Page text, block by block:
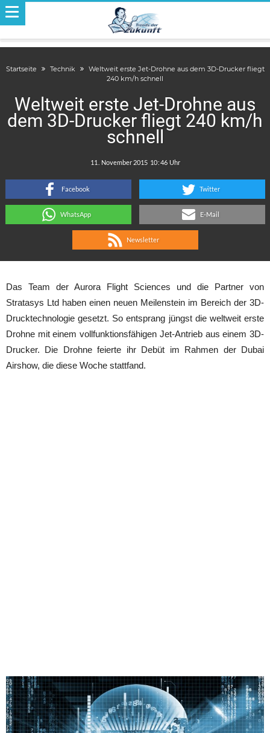
Startseite Technik
Weltweit erste Jet-Drohne aus dem 3D-Drucker fliegt
240 km/h schnell
Weltweit erste Jet-Drohne aus
dem 3D-Drucker fliegt 240 km/h
schnell
:
Facebook Twitter
WhatsApp E-Mail
Newsletter
Das Team der Aurora Flight Sciences und die Partner von
Stratasys Ltd haben einen neuen Meilenstein im Bereich der 3D-
Drucktechnologie gesetzt. So entsprang jüngst die weltweit erste
Drohne mit einem vollfunktionsfähigen Jet-Antrieb aus einem 3D-
Drucker. Die Drohne feierte ihr Debüt im Rahmen der Dubai
Airshow, die diese Woche stattfand.